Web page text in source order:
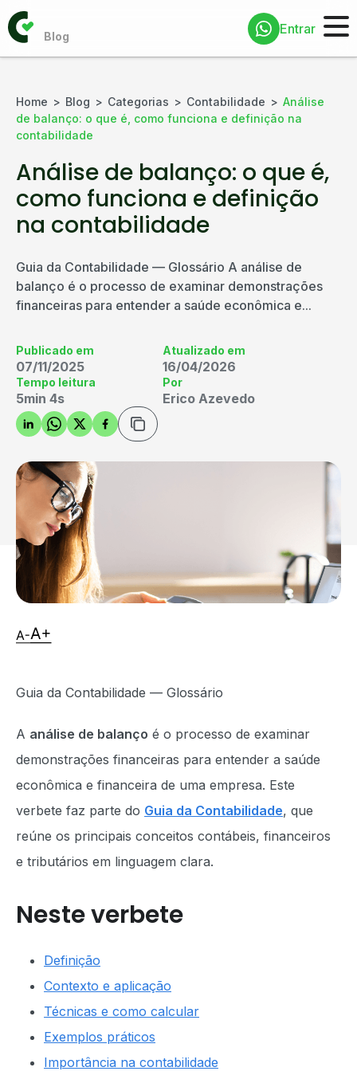
Entrar
Home Blog Categorias Contabilidade
Análise
de balanço: o que é, como funciona e definição na
contabilidade
Análise de balanço: o que é,
como funciona e definição
na contabilidade
Guia da Contabilidade — Glossário A análise de
balanço é o processo de examinar demonstrações
financeiras para entender a saúde econômica e...
Publicado em
07/11/2025
Atualizado em
16/04/2026
Tempo leitura
5min 4s
Por
Erico Azevedo
Guia da Contabilidade — Glossário
A análise de balanço é o processo de examinar
demonstrações financeiras para entender a saúde
econômica e financeira de uma empresa. Este
verbete faz parte do Guia da Contabilidade, que
reúne os principais conceitos contábeis, financeiros
e tributários em linguagem clara.
Neste verbete
Definição
Contexto e aplicação
Técnicas e como calcular
Exemplos práticos
Importância na contabilidade